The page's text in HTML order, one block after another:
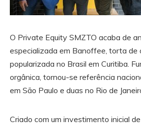
O Private Equity SMZTO acaba de
especializada em Banoffee, torta de
popularizada no Brasil em Curitiba.
orgânica, tornou-se referência
em São Paulo e duas no Rio de
Criado com um investimento inicial